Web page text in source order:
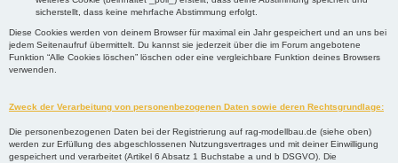
sicherstellt, dass keine mehrfache Abstimmung erfolgt.
Diese Cookies werden von deinem Browser für maximal ein Jahr gespeichert und an uns bei
jedem Seitenaufruf übermittelt. Du kannst sie jederzeit über die im Forum angebotene
Funktion “Alle Cookies löschen” löschen oder eine vergleichbare Funktion deines Browsers
verwenden.
Zweck der Verarbeitung von personenbezogenen Daten sowie deren Rechtsgrundlage:
Die personenbezogenen Daten bei der Registrierung auf rag-modellbau.de (siehe oben)
werden zur Erfüllung des abgeschlossenen Nutzungsvertrages und mit deiner Einwilligung
gespeichert und verarbeitet (Artikel 6 Absatz 1 Buchstabe a und b DSGVO). Die